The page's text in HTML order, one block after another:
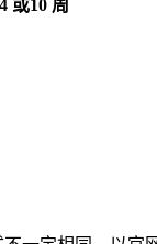
或10 周